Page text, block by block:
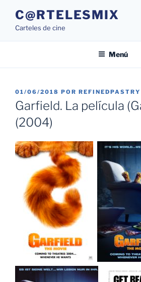
contenido
C@RTELESMIX
Carteles de cine
Menú
PUBLICADO
EL
01/06/2018 POR REFINEDPASTRY
Garfield. La película
(2004)